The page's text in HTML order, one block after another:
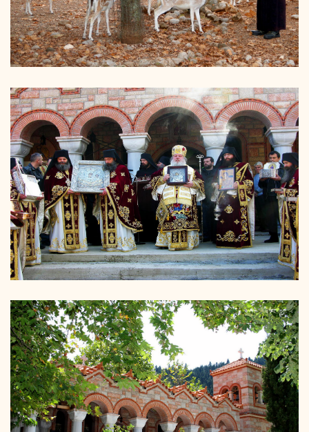
ιερά μονή παναγίας οδηγητρίας
ΔΙΑΚΟΝΗΜΑΤΑ
ιερά μονή παναγίας οδηγητρίας
ΠΑΝΗΓΥΡΙΣ ΙΕΡΑΣ ΜΟΝΗΣ
ιερά μονή παναγίας οδηγητρίας